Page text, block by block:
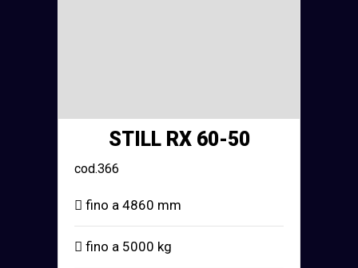
STILL RX 60-50
cod.366
fino a 4860 mm
fino a 5000 kg